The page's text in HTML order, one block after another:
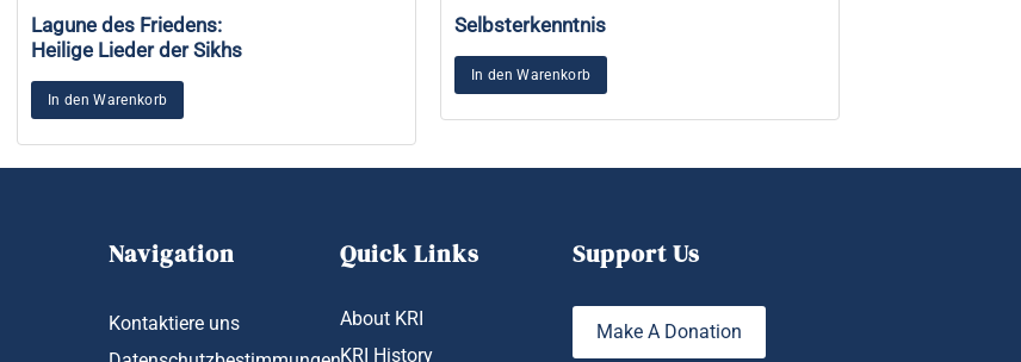
Lagune des Friedens:
Heilige Lieder der Sikhs
In den Warenkorb
Selbsterkenntnis
In den Warenkorb
Navigation
Kontaktiere uns
Quick Links
About KRI
KRI History
Support Us
Make A Donation